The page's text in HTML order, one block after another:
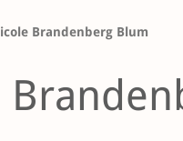
Brandenberg Blum